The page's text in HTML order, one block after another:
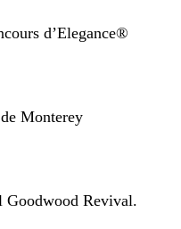
d’Elegance®
Monterey
Goodwood Revival.